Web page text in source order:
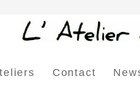
Contact